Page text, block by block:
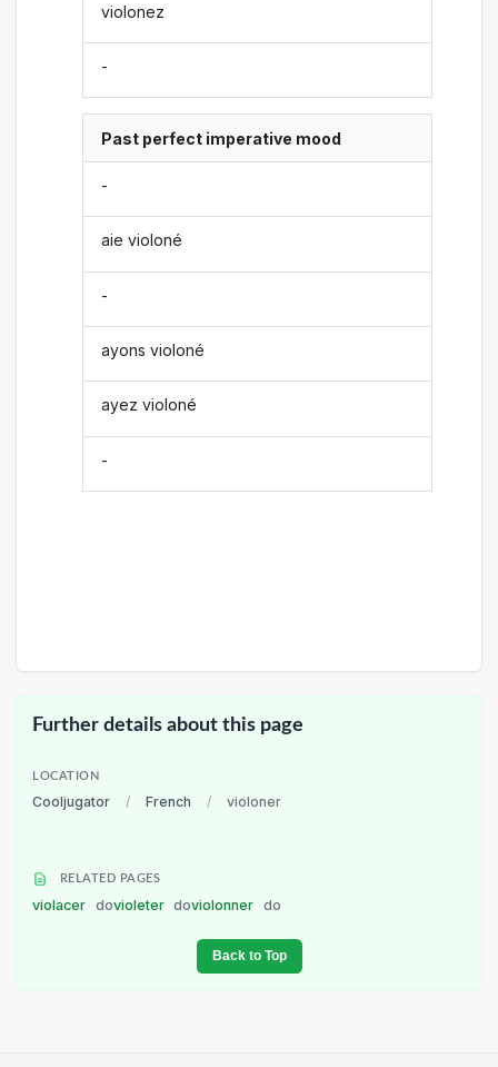
violonez
-
Past perfect imperative mood
-
aie violoné
-
ayons violoné
ayez violoné
-
Further details about this page
LOCATION
Cooljugator / French / violoner
RELATED PAGES
violacer dovioleter doviolonner do
Back to Top